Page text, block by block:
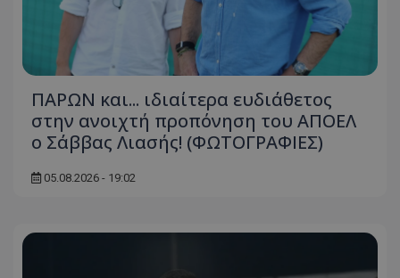
ΠΑΡΩΝ και... ιδιαίτερα ευδιάθετος
στην ανοιχτή προπόνηση του ΑΠΟΕΛ
ο Σάββας Λιασής! (ΦΩΤΟΓΡΑΦΙΕΣ)
05.08.2026 - 19:02